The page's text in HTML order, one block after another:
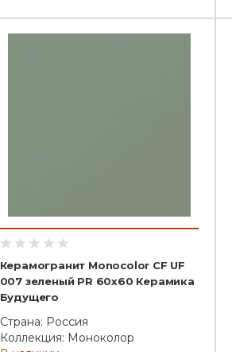
Керамогранит Monocolor CF UF
007 зеленый PR 60x60 Керамика
Будущего
Страна: Россия
Коллекция: Моноколор